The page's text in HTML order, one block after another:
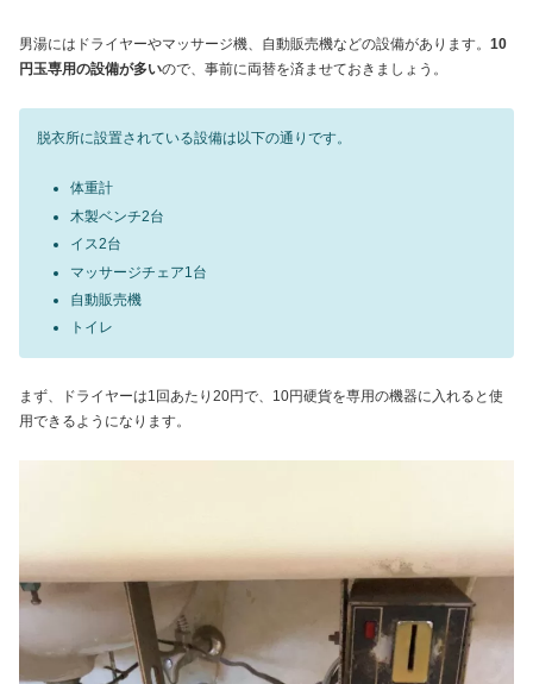
男湯にはドライヤーやマッサージ機、自動販売機などの設備があります。 10
円玉専用の設備が多いので、事前に両替を済ませておきましょう。
脱衣所に設置されている設備は以下の通りです。
体重計
木製ベンチ2台
イス2台
マッサージチェア1台
自動販売機
トイレ
まず、ドライヤーは1回あたり20円で、10円硬貨を専用の機器に入れると使
用できるようになります。